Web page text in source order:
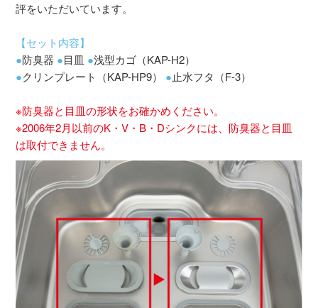
評をいただいています。
【セット内容】
●防臭器 ●目皿 ●浅型カゴ（KAP-H2）
●クリンプレート（KAP-HP9） ●止水フタ（F-3）
※防臭器と目皿の形状をお確かめください。
※2006年2月以前のK・V・B・Dシンクには、防臭器と目皿
は取付できません。